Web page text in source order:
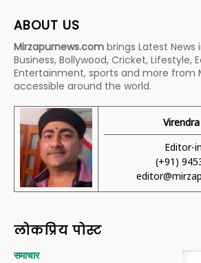
ABOUT US
Mirzapurnews.com brings Latest News
Business, Bollywood, Cricket, Lifestyle,
Entertainment, sports and more from
accessible around the world.
Editor-
(+91)
लोकप्रिय पोस्ट
समाचार